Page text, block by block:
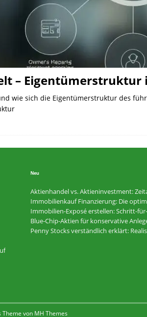
– Eigentümerstruktur
wie sich die Eigentümerstruktur des
Neu
Aktienhandel vs. Aktieninvestment:
Immobilienkauf Finanzierung: Die
Immobilien-Exposé erstellen: Schritt-
Blue-Chip-Aktien für konservative
Penny Stocks verständlich erklärt:
von MH Themes